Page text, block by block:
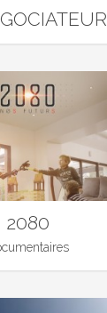
2080